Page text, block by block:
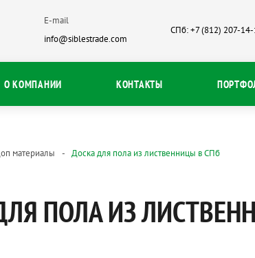
О КОМПАНИИ КОНТАКТЫ
E-mail
info@siblestrade.com
СПб: +7 (812) 207-
материалы Доска для пола из лиственницы в СПб
ПОЛА ИЗ